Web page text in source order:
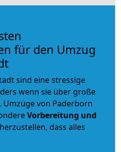
für den Umzug
sind eine stressige
wenn sie über große
von Paderborn
Vorbereitung und
dass alles